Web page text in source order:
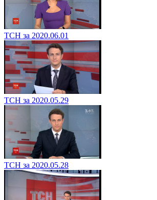
ТСН за 2020.06.01
ТСН за 2020.05.29
ТСН за 2020.05.28